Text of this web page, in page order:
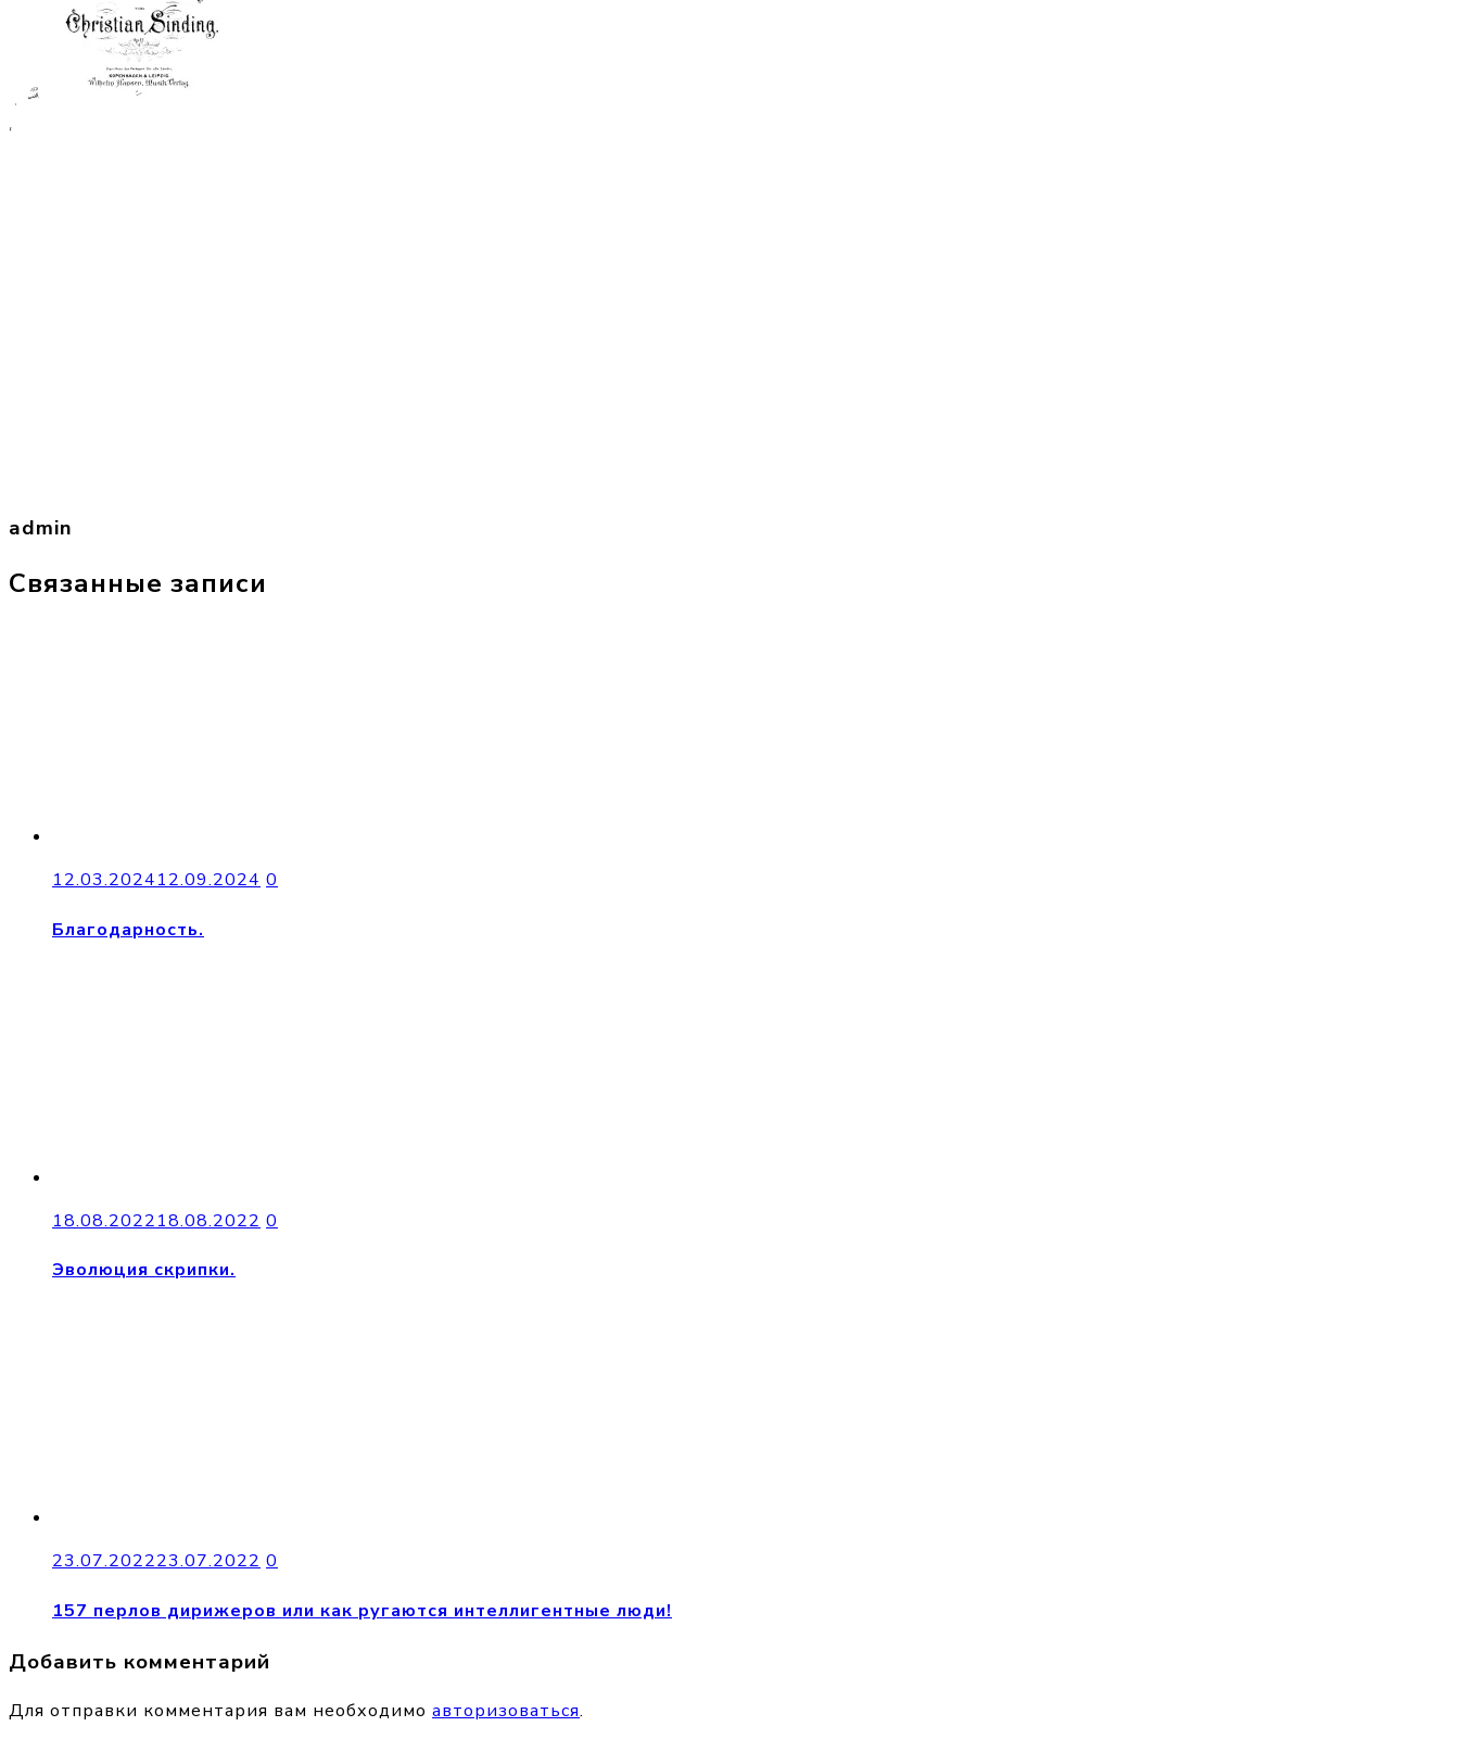
admin
Связанные записи
12.03.202412.09.2024 0
Благодарность.
18.08.202218.08.2022 0
Эволюция скрипки.
23.07.202223.07.2022 0
157 перлов дирижеров или как ругаются интеллигентные люди!
Добавить комментарий
Для отправки комментария вам необходимо авторизоваться.